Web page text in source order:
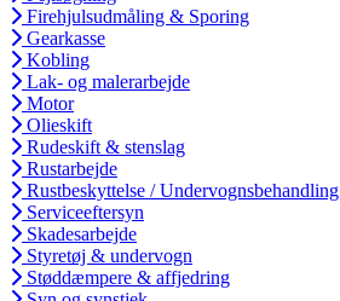
Firehjulsudmåling & Sporing
Gearkasse
Kobling
Lak- og malerarbejde
Motor
Olieskift
Rudeskift & stenslag
Rustarbejde
Rustbeskyttelse / Undervognsbehandling
Serviceeftersyn
Skadesarbejde
Styretøj & undervogn
Støddæmpere & affjedring